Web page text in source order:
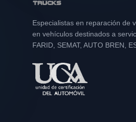
Especialistas en reparación de
en vehículos destinados a
FARID, SEMAT, AUTO BREN,